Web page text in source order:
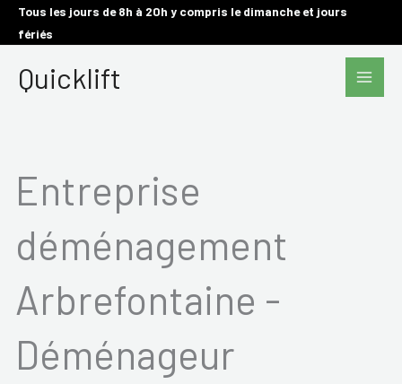
AllerTous les jours de 8h à 20h y compris le dimanche et jours
fériés
Quicklift
Main
Entreprise
déménagement
Arbrefontaine -
Déménageur